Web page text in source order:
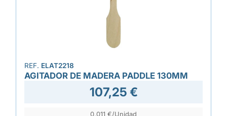
REF. ELAT2218
AGITADOR DE MADERA PADDLE 130MM
107,25 €
0,011 €/Unidad